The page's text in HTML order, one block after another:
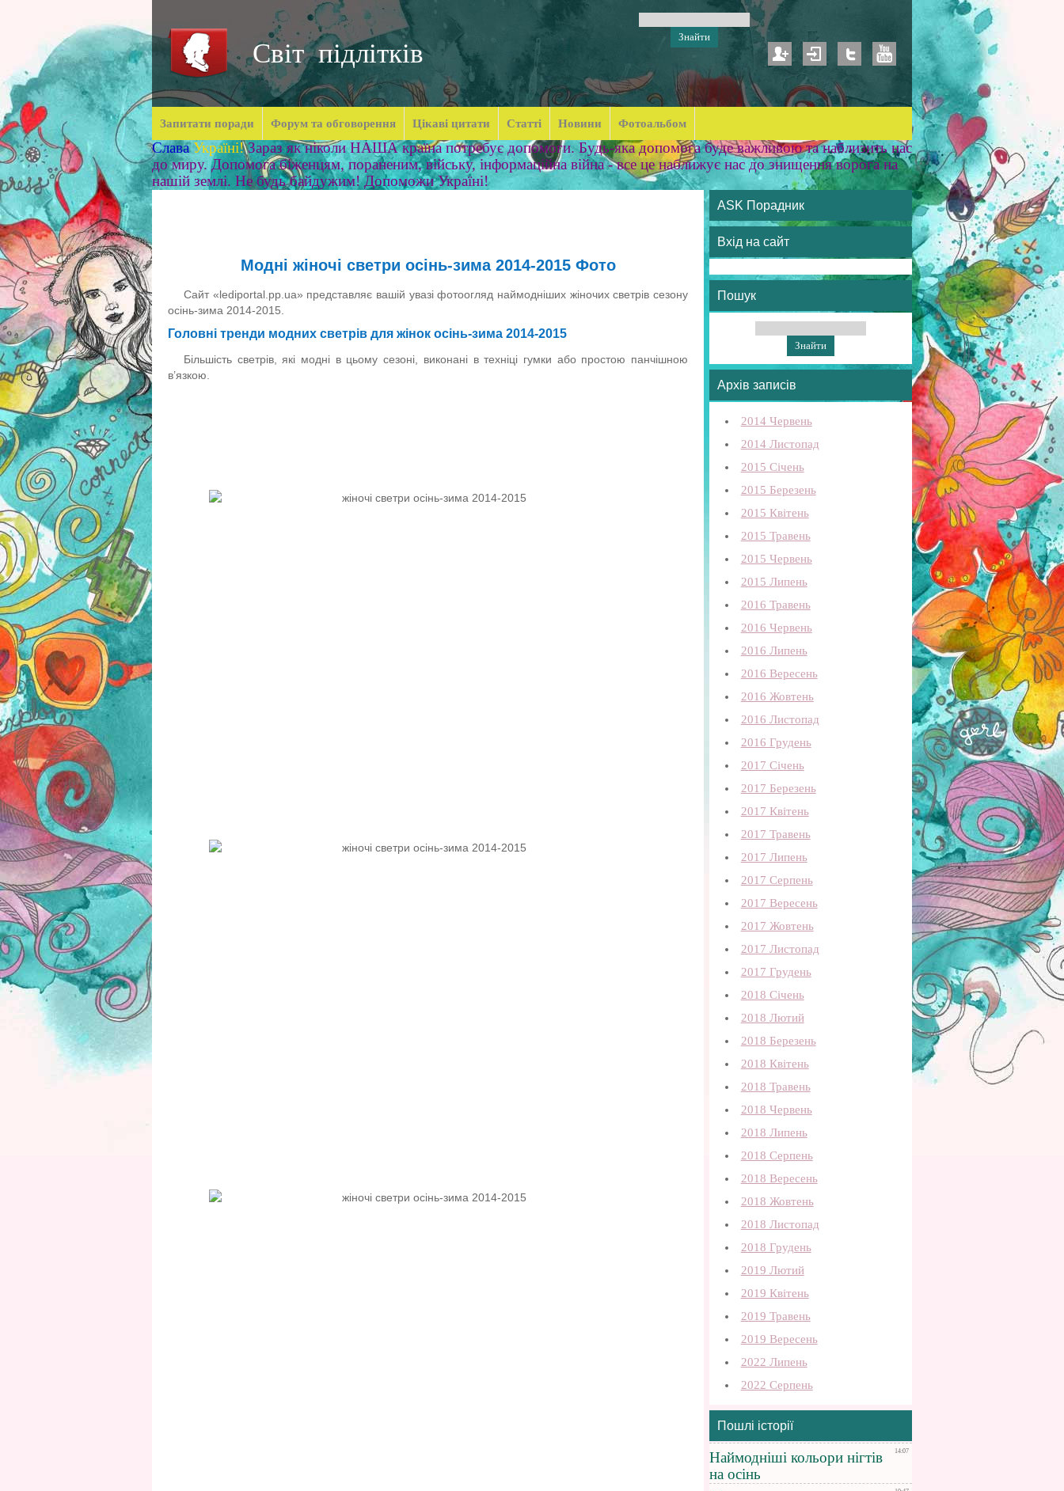
Світ підлітків
Запитати поради Форум та обговорення Цікаві цитати Статті Новини Фотоальбом
Слава Україні! Зараз як ніколи НАША країна потребує допомоги. Будь-яка допомога буде важливою та наблизить нас
до миру. Допомога біженцям, пораненим, війську, інформаційна війна - все це наближує нас до знищення ворога на
нашій землі. Не будь байдужим! Допоможи Україні!
Модні жіночі светри осінь-зима 2014-2015 Фото
Сайт «lediportal.pp.ua» представляє вашій увазі фотоогляд наймодніших жіночих светрів сезону
осінь-зима 2014-2015.
Головні тренди модних светрів для жінок осінь-зима 2014-2015
Більшість светрів, які модні в цьому сезоні, виконані в техніці гумки або простою панчішною
в’язкою.
ASK Порадник
Вхід на сайт
Пошук
Архів записів
2014 Червень
2014 Листопад
2015 Січень
2015 Березень
2015 Квітень
2015 Травень
2015 Червень
2015 Липень
2016 Травень
2016 Червень
2016 Липень
2016 Вересень
2016 Жовтень
2016 Листопад
2016 Грудень
2017 Січень
2017 Березень
2017 Квітень
2017 Травень
2017 Липень
2017 Серпень
2017 Вересень
2017 Жовтень
2017 Листопад
2017 Грудень
2018 Січень
2018 Лютий
2018 Березень
2018 Квітень
2018 Травень
2018 Червень
2018 Липень
2018 Серпень
2018 Вересень
2018 Жовтень
2018 Листопад
2018 Грудень
2019 Лютий
2019 Квітень
2019 Травень
2019 Вересень
2022 Липень
2022 Серпень
Пошлі історії